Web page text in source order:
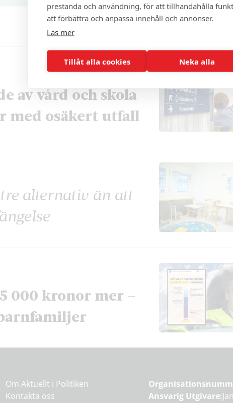
prestanda och användning, för att tillhandahålla
att förbättra och anpassa innehåll och annonser.
Läs mer
Tillåt alla cookies Neka alla
av vård och skola
med osäkert utfall
alternativ än att
000 kronor mer –
Om Aktuellt i Politiken
Kontakta oss
Ansvarig Utgivare: